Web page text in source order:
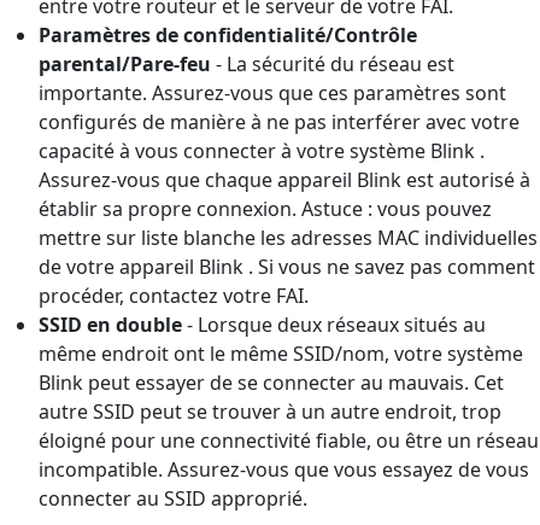
entre votre routeur et le serveur de votre FAI.
Paramètres de confidentialité/Contrôle
parental/Pare-feu - La sécurité du réseau est
importante. Assurez-vous que ces paramètres sont
configurés de manière à ne pas interférer avec votre
capacité à vous connecter à votre système Blink .
Assurez-vous que chaque appareil Blink est autorisé à
établir sa propre connexion. Astuce : vous pouvez
mettre sur liste blanche les adresses MAC individuelles
de votre appareil Blink . Si vous ne savez pas comment
procéder, contactez votre FAI.
SSID en double- Lorsque deux réseaux situés au
même endroit ont le même SSID/nom, votre système
Blink peut essayer de se connecter au mauvais. Cet
autre SSID peut se trouver à un autre endroit, trop
éloigné pour une connectivité fiable, ou être un réseau
incompatible. Assurez-vous que vous essayez de vous
connecter au SSID approprié.